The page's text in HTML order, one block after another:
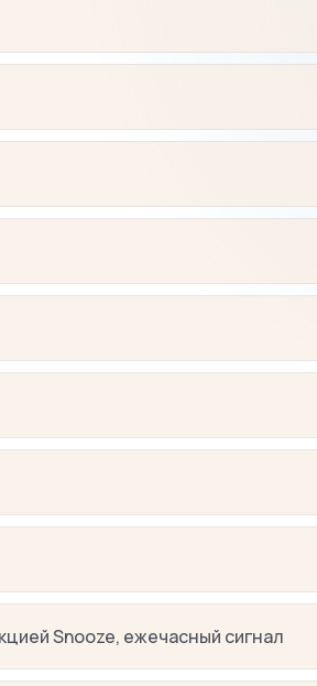
Snooze, ежечасный сигнал